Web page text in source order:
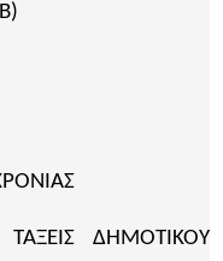
B)
ΔΗΜΟΤΙΚΟΥ